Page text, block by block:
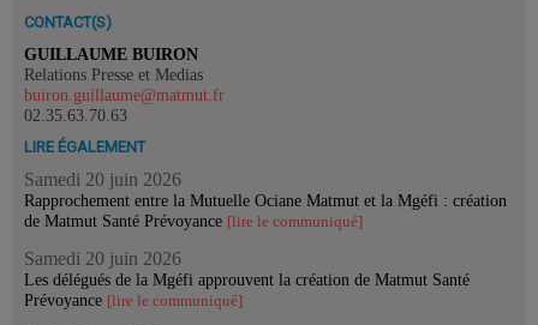
CONTACT(S)
GUILLAUME BUIRON
Relations Presse et Medias
buiron.guillaume@matmut.fr
02.35.63.70.63
LIRE ÉGALEMENT
Samedi 20 juin 2026
Rapprochement entre la Mutuelle Ociane Matmut et la Mgéfi : création
de Matmut Santé Prévoyance [lire le communiqué]
Samedi 20 juin 2026
Les délégués de la Mgéfi approuvent la création de Matmut Santé
Prévoyance [lire le communiqué]